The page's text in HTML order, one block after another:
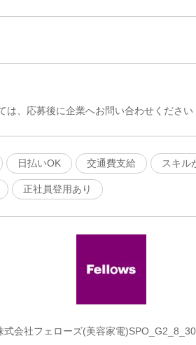
は、応募後に企業へお問い合わせください
日払いOK 交通費支給 スキル
正社員登用あり
式会社フェローズ(美容家電